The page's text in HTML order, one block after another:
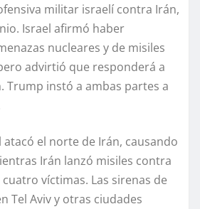
militar israelí contra Irán,
Israel afirmó haber
nucleares y de misiles
advirtió que responderá a
Trump instó a ambas partes a
atacó el norte de Irán, causando
Irán lanzó misiles contra
víctimas. Las sirenas de
Tel Aviv y otras ciudades